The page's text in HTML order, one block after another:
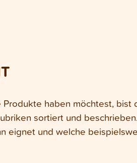
haben möchtest, bist
sortiert und
eignet und welche